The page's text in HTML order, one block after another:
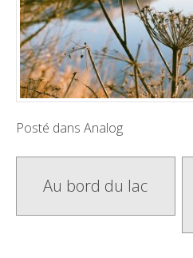
Posté dans Analog
Poste
navigation
Au bord du lac